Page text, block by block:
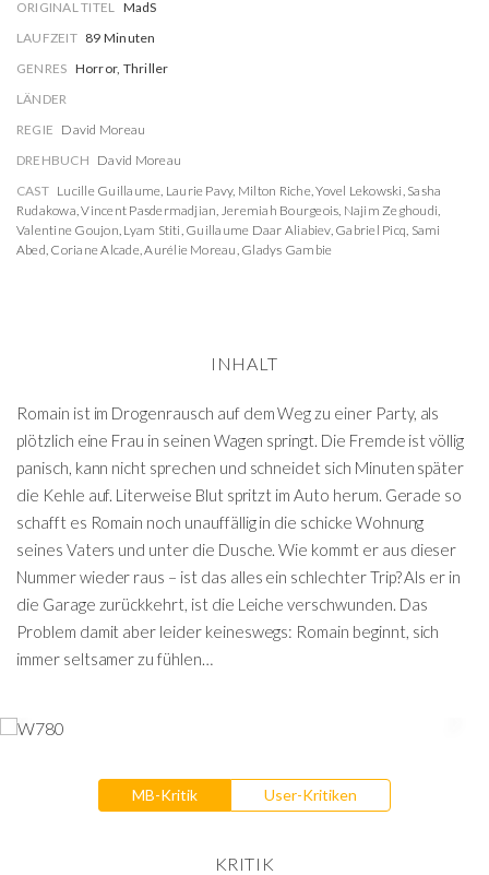
ORIGINAL TITEL MadS
LAUFZEIT 89 Minuten
GENRES Horror, Thriller
LÄNDER
REGIE David Moreau
DREHBUCH David Moreau
CAST Lucille Guillaume, Laurie Pavy, Milton Riche,Yovel Lekowski, Sasha
Rudakowa,Vincent Pasdermadjian, Jeremiah Bourgeois, Najim Zeghoudi,
Valentine Goujon, Lyam Stiti, Guillaume Daar Aliabiev, Gabriel Picq, Sami
Abed, Coriane Alcade,Aurélie Moreau, Gladys Gambie
INHALT
Romain ist im Drogenrausch auf dem Weg zu einer Party, als
plötzlich eine Frau in seinen Wagen springt. Die Fremde ist völlig
panisch, kann nicht sprechen und schneidet sich Minuten später
die Kehle auf. Literweise Blut spritzt im Auto herum. Gerade so
schafft es Romain noch unauffällig in die schicke Wohnung
seines Vaters und unter die Dusche. Wie kommt er aus dieser
Nummer wieder raus – ist das alles ein schlechter Trip? Als er in
die Garage zurückkehrt, ist die Leiche verschwunden. Das
Problem damit aber leider keineswegs: Romain beginnt, sich
immer seltsamer zu fühlen…
MB-Kritik User-Kritiken
KRITIK